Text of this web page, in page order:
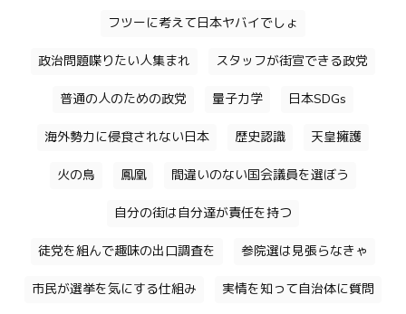
フツーに考えて日本ヤバイでしょ
政治問題喋りたい人集まれ スタッフが街宣できる政党
普通の人のための政党 量子力学 日本SDGs
海外勢力に侵食されない日本 歴史認識 天皇擁護
火の鳥 鳳凰 間違いのない国会議員を選ぼう
自分の街は自分達が責任を持つ
徒党を組んで趣味の出口調査を 参院選は見張らなきゃ
市民が選挙を気にする仕組み 実情を知って自治体に質問